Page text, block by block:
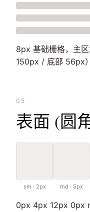
8px 基础栅格，主
150px / 底部 56px）
05
表面 (圆
sm · 2px md · 5px
0px 4px 12px 0px